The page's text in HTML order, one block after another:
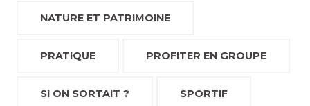
NATURE ET PATRIMOINE
PRATIQUE PROFITER EN GROUPE
SI ON SORTAIT ? SPORTIF